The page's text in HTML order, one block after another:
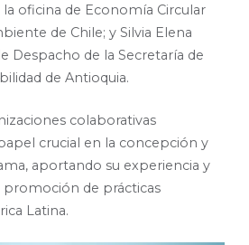
la oficina de Economía Circular
de Chile; y Silvia Elena
Despacho de la Secretaría de
de Antioquia.
colaborativas
crucial en la concepción y
aportando su experiencia y
de prácticas
Latina.